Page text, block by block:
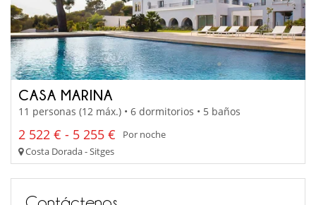
CASA MARINA
11 personas (12 máx.) • 6 dormitorios • 5 baños
2 522 € - 5 255 €
Por noche
Costa Dorada - Sitges